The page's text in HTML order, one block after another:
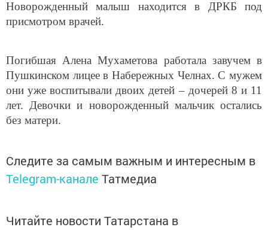
Новорожденный малыш находится в ДРКБ под
присмотром врачей.
Погибшая Алена Мухаметова работала завучем в
Пушкинском лицее в Набережных Челнах. С мужем
они уже воспитывали двоих детей – дочерей 8 и 11
лет. Девочки и новорожденный мальчик остались
без матери.
Следите за самым важным и интересным в
Telegram-канале Татмедиа
Читайте новости Татарстана в